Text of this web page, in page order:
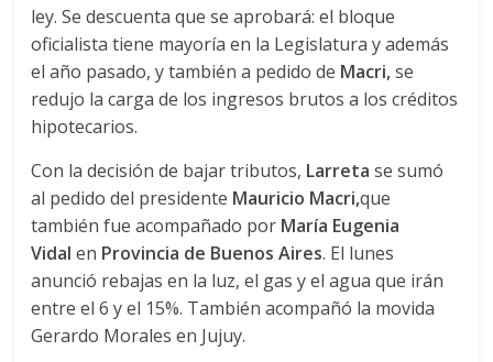
ley. Se descuenta que se aprobará: el bloque
oficialista tiene mayoría en la Legislatura y además
el año pasado, y también a pedido de Macri,se
redujo la carga de los ingresos brutos a los créditos
hipotecarios.
Con la decisión de bajar tributos, Larreta se sumó
al pedido del presidente Mauricio Macri,que
también fue acompañado por María Eugenia
Vidal en Provincia de Buenos Aires. El lunes
anunció rebajas en la luz, el gas y el agua que irán
entre el 6 y el 15%. También acompañó la movida
Gerardo Morales en Jujuy.